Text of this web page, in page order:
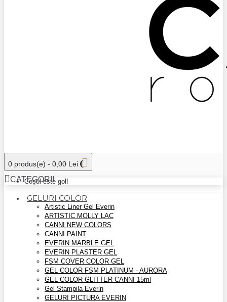
0 produs(e) - 0,00 Lei
Coșul este gol!
CATEGORII
GELURI COLOR
Artistic Liner Gel Everin
ARTISTIC MOLLY LAC
CANNI NEW COLORS
CANNI PAINT
EVERIN MARBLE GEL
EVERIN PLASTER GEL
FSM COVER COLOR GEL
GEL COLOR FSM PLATINUM - AURORA
GEL COLOR GLITTER CANNI 15ml
Gel Stampila Everin
GELURI PICTURA EVERIN